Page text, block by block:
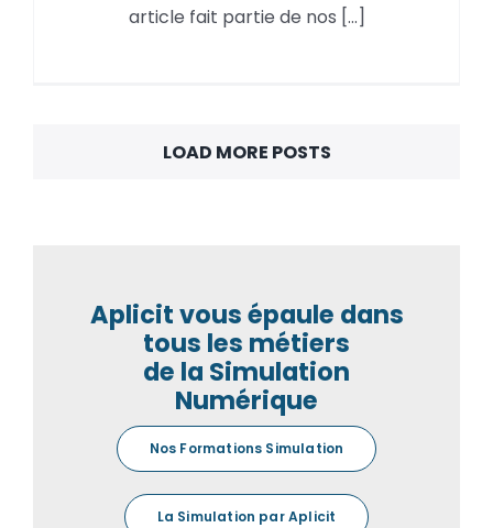
article fait partie de nos [...]
LOAD MORE POSTS
Aplicit vous épaule dans
tous les métiers
de la Simulation
Numérique
Nos Formations Simulation
La Simulation par Aplicit